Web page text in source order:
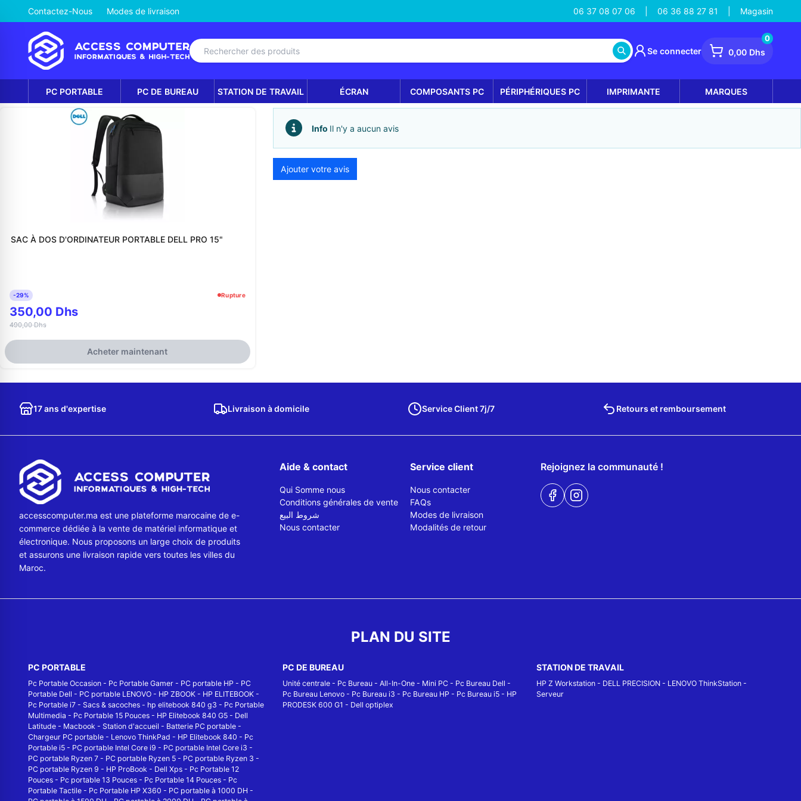
Contactez-Nous Modes de livraison 06 37 08 07 06 06 36 88 27 81 Magasin
Se connecter 0,00 Dhs
0
PC PORTABLE PC DE BUREAU STATION DE TRAVAIL ÉCRAN COMPOSANTS PC PÉRIPHÉRIQUES PC IMPRIMANTE MARQUES
SAC À DOS D'ORDINATEUR PORTABLE DELL PRO 15"
-29% Rupture
350,00 Dhs
490,00 Dhs
Acheter maintenant
Info Il n'y a aucun avis
Ajouter votre avis
17 ans d'expertise Livraison à domicile Service Client 7j/7 Retours et remboursement
accesscomputer.ma est une plateforme marocaine de e-
commerce dédiée à la vente de matériel informatique et
électronique. Nous proposons un large choix de produits
et assurons une livraison rapide vers toutes les villes du
Maroc.
Aide & contact
Qui Somme nous
Conditions générales de vente
شروط البيع
Nous contacter
Service client
Nous contacter
FAQs
Modes de livraison
Modalités de retour
Rejoignez la communauté !
PLAN DU SITE
PC PORTABLE
Pc Portable Occasion - Pc Portable Gamer - PC portable HP - PC
Portable Dell - PC portable LENOVO - HP ZBOOK - HP ELITEBOOK -
Pc Portable i7 - Sacs & sacoches - hp elitebook 840 g3 - Pc Portable
Multimedia - Pc Portable 15 Pouces - HP Elitebook 840 G5 - Dell
Latitude - Macbook - Station d'accueil - Batterie PC portable -
Chargeur PC portable - Lenovo ThinkPad - HP Elitebook 840 - Pc
Portable i5 - PC portable Intel Core i9 - PC portable Intel Core i3 -
PC portable Ryzen 7 - PC portable Ryzen 5 - PC portable Ryzen 3 -
PC portable Ryzen 9 - HP ProBook - Dell Xps - Pc Portable 12
Pouces - Pc portable 13 Pouces - Pc Portable 14 Pouces - Pc
Portable Tactile - Pc Portable HP X360 - PC portable à 1000 DH -
PC DE BUREAU
Unité centrale- Pc Bureau- All-In-One- Mini PC- Pc Bureau Dell -
Pc Bureau Lenovo- Pc Bureau i3 - Pc Bureau HP - Pc Bureau i5- HP
PRODESK 600 G1 - Dell optiplex
STATION DE TRAVAIL
HP Z Workstation - DELL PRECISION - LENOVO ThinkStation -
Serveur